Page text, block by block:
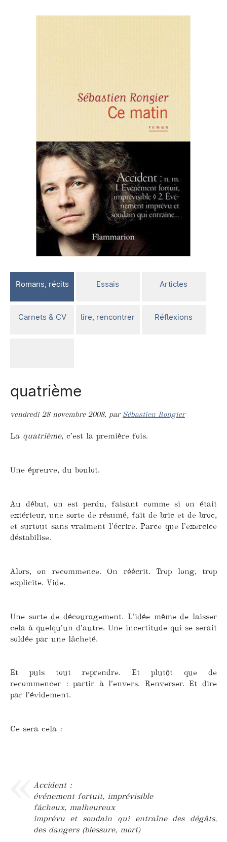
Romans, récits Essais Articles
Carnets & CV lire, rencontrer Réflexions
quatrième
vendredi 28 novembre 2008, par Sébastien Rongier
La quatrième, c’est la première fois.
Une épreuve, du boulot.
Au début, on est perdu, faisant comme si on était
extérieur, une sorte de résumé, fait de bric et de broc,
et surtout sans vraiment l’écrire. Parce que l’exercice
déstabilise.
Alors, on recommence. On réécrit. Trop long, trop
explicite. Vide.
Une sorte de découragement. L’idée même de laisser
cela à quelqu’un d’autre. Une incertitude qui se serait
soldée par une lâcheté.
Et puis tout reprendre. Et plutôt que de
recommencer : partir à l’envers. Renverser. Et dire
par l’évidement.
Ce sera cela :
Accident :
événement fortuit, imprévisible
fâcheux, malheureux
imprévu et soudain qui entraîne des dégâts,
des dangers (blessure, mort)